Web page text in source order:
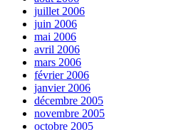
juillet 2006
juin 2006
mai 2006
avril 2006
mars 2006
février 2006
janvier 2006
décembre 2005
novembre 2005
octobre 2005